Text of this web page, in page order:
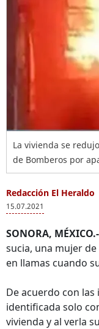
La vivienda se
de Bomberos por
Redacción El Heraldo
15.07.2021
SONORA, MÉXICO.-
sucia, una mujer
en llamas cuando
De acuerdo con
identificada solo
vivienda y al verla